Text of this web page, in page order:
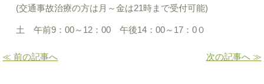
(交通事故治療の方は月～金は21時まで受付可能)
土 午前9：00～12：00 午後14：00～17：0０
≪ 前の記事へ 次の記事へ ≫